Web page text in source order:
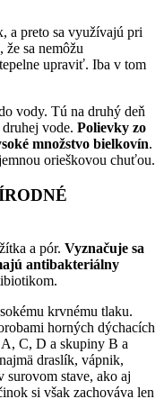
a preto sa využívajú pri
sa nemôžu
upraviť. Iba v tom
vody. Tú na druhý deň
vode. Polievky zo
množstvo bielkovín.
orieškovou chuťou.
a pór. Vyznačuje sa
antibakteriálny
krvnému tlaku.
horných dýchacích
A, C, D a skupiny B a
draslík, vápnik,
surovom stave, ako aj
si však zachováva len